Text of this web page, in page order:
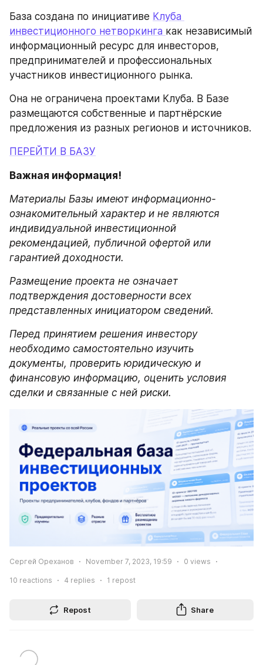
База создана по инициативе Клуба
инвестиционного нетворкинга как независимый
информационный ресурс для инвесторов,
предпринимателей и профессиональных
участников инвестиционного рынка.
Она не ограничена проектами Клуба. В Базе
размещаются собственные и партнёрские
предложения из разных регионов и источников.
ПЕРЕЙТИ В БАЗУ
Важная информация!
Материалы Базы имеют информационно-
ознакомительный характер и не являются
индивидуальной инвестиционной
рекомендацией, публичной офертой или
гарантией доходности.
Размещение проекта не означает
подтверждения достоверности всех
представленных инициатором сведений.
Перед принятием решения инвестору
необходимо самостоятельно изучить
документы, проверить юридическую и
финансовую информацию, оценить условия
сделки и связанные с ней риски.
Сергей Ореханов November 7, 2023, 19:59 0 views
10 reactions 4 replies 1 repost
Repost Share